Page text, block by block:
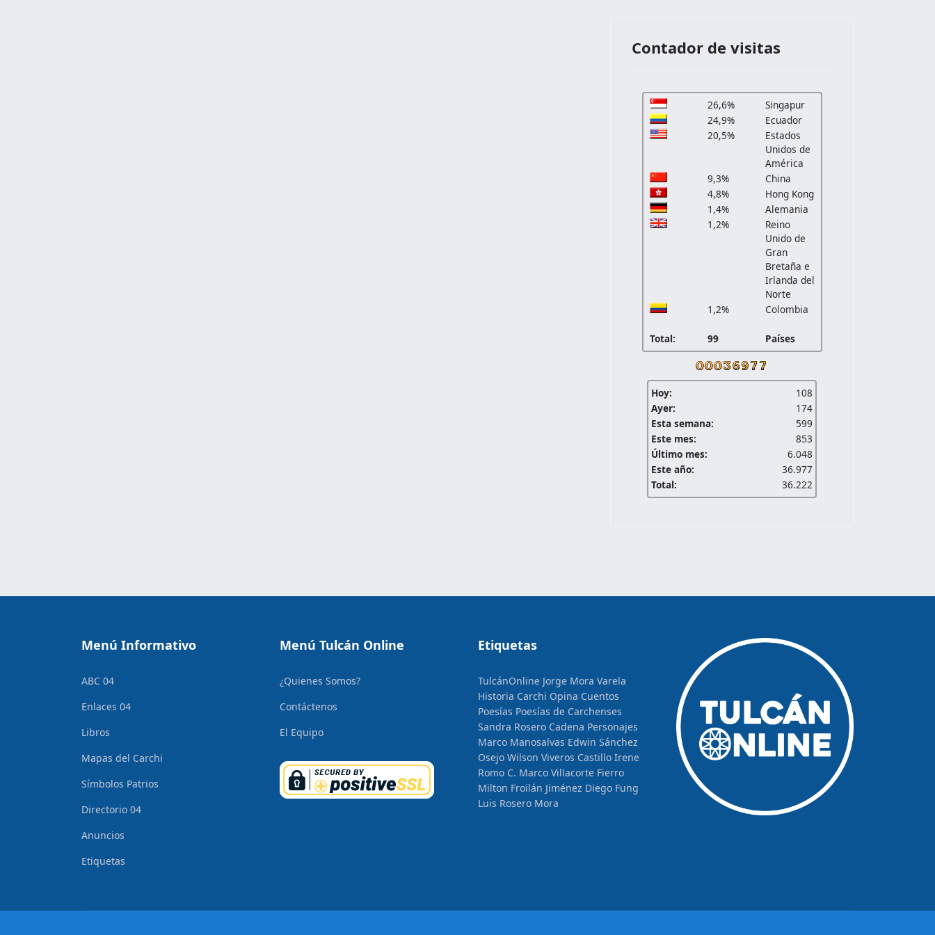
Contador de visitas
26,6%
Singapur
24,9%
Ecuador
20,5%
Estados
Unidos de
América
9,3%
China
4,8%
Hong Kong
1,4%
Alemania
1,2%
Reino
Unido de
Gran
Bretaña e
Irlanda del
Norte
1,2%
Colombia
Total: 99 Países
Hoy:
108
Ayer:
174
Esta semana:
599
Este mes:
853
Último mes:
6.048
Este año:
36.977
Total:
36.222
Menú Informativo
ABC 04
Enlaces 04
Libros
Mapas del Carchi
Símbolos Patrios
Directorio 04
Anuncios
Etiquetas
Menú Tulcán Online
¿Quienes Somos?
Contáctenos
El Equipo
Etiquetas
TulcánOnline Jorge Mora Varela
Historia Carchi Opina Cuentos
Poesías Poesías de Carchenses
Sandra Rosero Cadena Personajes
Marco Manosalvas Edwin Sánchez
Osejo Wilson Viveros Castillo Irene
Romo C. Marco Villacorte Fierro
Milton Froilán Jiménez Diego Fung
Luis Rosero Mora